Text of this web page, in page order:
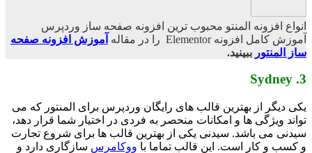
انواع افزونه المنتو محبوب ترین افزونه صفحه ساز وردپرس
آموزش کامل افزونه Elementor را در مقاله
آموزش افزونه صفحه
ساز المنتور ببینید.
3. Sydney
یکی دیگر از بهترین قالب های رایگان وردپرس برای المنتور که می
تواند ویژگی ها و امکانات منحصر به فردی در اختیار شما قرار دهد،
سیدنی می باشد. سیدنی یکی از بهترین قالب ها برای شروع تجارت
و کسب و کار است. این قالب تماما با ووکامرس سازگاری دارد و